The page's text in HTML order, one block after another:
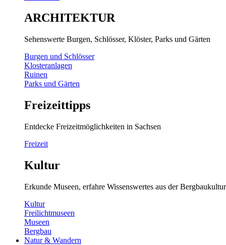
ARCHITEKTUR
Sehenswerte Burgen, Schlösser, Klöster, Parks und Gärten
Burgen und Schlösser
Klosteranlagen
Ruinen
Parks und Gärten
Freizeittipps
Entdecke Freizeitmöglichkeiten in Sachsen
Freizeit
Kultur
Erkunde Museen, erfahre Wissenswertes aus der
Kultur
Freilichtmuseen
Museen
Bergbau
Natur & Wandern